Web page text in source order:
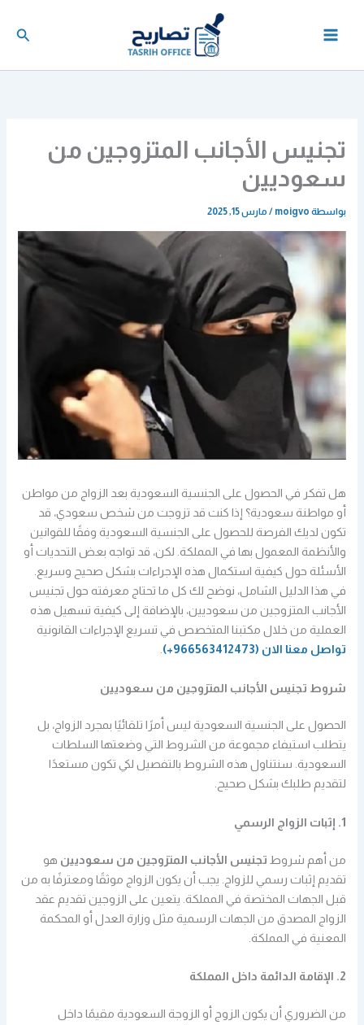
تجنيس الأجانب المتزوجين من
سعوديين
بواسطة moigvo
/ مارس 15, 2025
هل تفكر في الحصول على الجنسية السعودية بعد الزواج من مواطن
أو مواطنة سعودية؟ إذا كنت قد تزوجت من شخص سعودي، قد
تكون لديك الفرصة للحصول على الجنسية السعودية وفقًا للقوانين
والأنظمة المعمول بها في المملكة. لكن، قد تواجه بعض التحديات أو
الأسئلة حول كيفية استكمال هذه الإجراءات بشكل صحيح وسريع.
في هذا الدليل الشامل، نوضح لك كل ما تحتاج معرفته حول تجنيس
الأجانب المتزوجين من سعوديين، بالإضافة إلى كيفية تسهيل هذه
العملية من خلال مكتبنا المتخصص في تسريع الإجراءات القانونية
تواصل معنا الان (966563412473+)
.
شروط تجنيس الأجانب المتزوجين من سعوديين
الحصول على الجنسية السعودية ليس أمرًا تلقائيًا بمجرد الزواج، بل
يتطلب استيفاء مجموعة من الشروط التي وضعتها السلطات
السعودية. سنتناول هذه الشروط بالتفصيل لكي تكون مستعدًا
لتقديم طلبك بشكل صحيح.
1. إثبات الزواج الرسمي
من أهم شروط تجنيس الأجانب المتزوجين من سعوديين هو
تقديم إثبات رسمي للزواج. يجب أن يكون الزواج موثقًا ومعترفًا به من
قبل الجهات المختصة في المملكة. يتعين على الزوجين تقديم عقد
الزواج المصدق من الجهات الرسمية مثل وزارة العدل أو المحكمة
المعنية في المملكة.
2. الإقامة الدائمة داخل المملكة
من الضروري أن يكون الزوج أو الزوجة السعودية مقيمًا داخل